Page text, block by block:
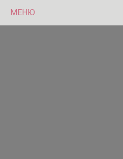
МЕНЮ